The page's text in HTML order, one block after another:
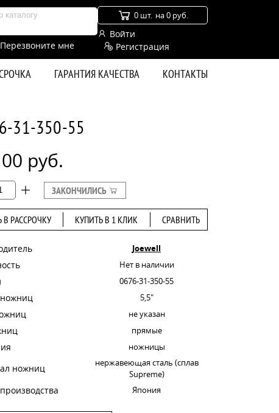
Перезвоните мне
0 шт. на 0 руб.
Войти
Регистрация
ГАРАНТИЯ КАЧЕСТВА КОНТАКТЫ
31-350-55
руб.
ЗАКОНЧИЛИСЬ
В РАССРОЧКУ КУПИТЬ В 1 КЛИК СРАВНИТЬ
Joewell
Нет в наличии
0676-31-350-55
5,5"
не указан
прямые
ножницы
ножниц
нержавеющая сталь (сплав
Supreme)
Япония